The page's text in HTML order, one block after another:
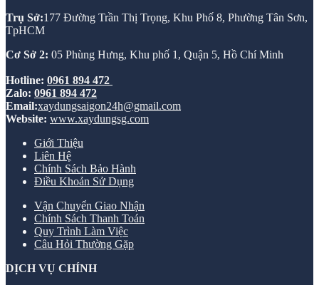
Trụ Sở:177 Đường Trần Thị Trọng, Khu Phố 8, Phường Tân Sơn,
TpHCM
Cơ Sở 2: 05 Phùng Hưng, Khu phố 1, Quận 5, Hồ Chí Minh
Hotline: 0961 894 472
Zalo: 0961 894 472
Email:xaydungsaigon24h@gmail.com
Website: www.xaydungsg.com
Giới Thiệu
Liên Hệ
Chính Sách Bảo Hành
Điều Khoản Sử Dụng
Vận Chuyển Giao Nhận
Chính Sách Thanh Toán
Quy Trình Làm Việc
Câu Hỏi Thường Gặp
DỊCH VỤ CHÍNH